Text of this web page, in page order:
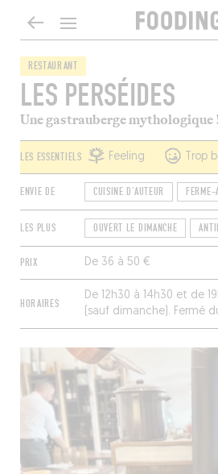
RESTAURANT
LES PERSÉIDES
Une gastrauberge mythologique
LES ESSENTIELS Feeling Trop
ENVIE DE CUISINE D'AUTEUR FERME-
LES PLUS OUVERT LE DIMANCHE
PRIX De 36 à 50 €
HORAIRES
De 12h30 à 14h30 et de
(sauf dimanche). Fermé
mercredi.